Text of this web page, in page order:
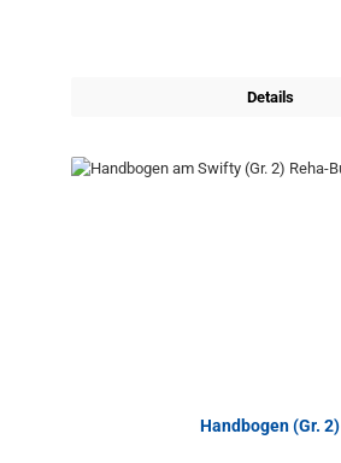
Details
Handbogen (Gr. 2)